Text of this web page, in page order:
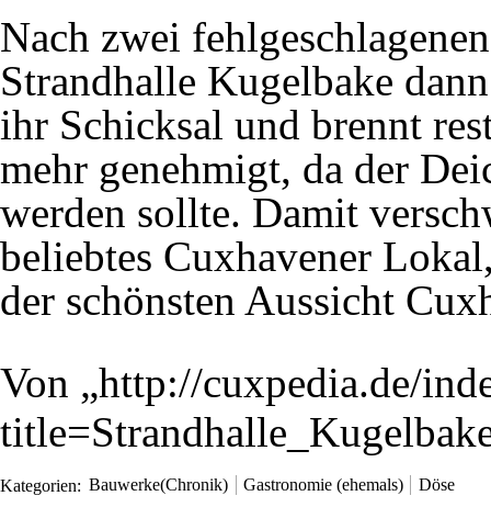
Nach zwei
Strandhalle Kugelbake
ihr Schicksal und brennt
mehr genehmigt, da der
werden sollte. Damit
beliebtes Cuxhavener
der schönsten Aussicht
Von „http://cuxpedia.de/
Kategorien: Bauwerke(Chronik) Gastronomie (ehemals) Döse